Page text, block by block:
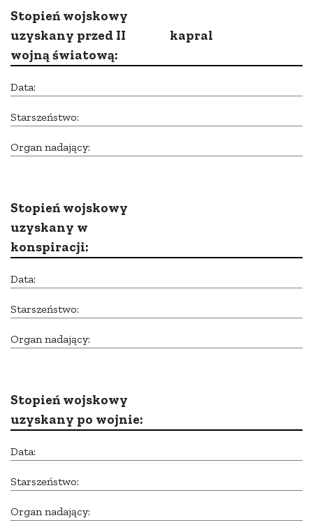
Stopień wojskowy
uzyskany przed II
wojną światową:
kapral
Data:
Starszeństwo:
Organ nadający:
Stopień wojskowy
uzyskany w
konspiracji:
Data:
Starszeństwo:
Organ nadający:
Stopień wojskowy
uzyskany po wojnie:
Data:
Starszeństwo:
Organ nadający: